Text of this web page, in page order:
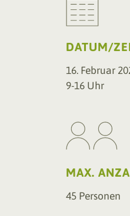
DATUM/
16. Februar
9-16 Uhr
MAX.
45 Personen